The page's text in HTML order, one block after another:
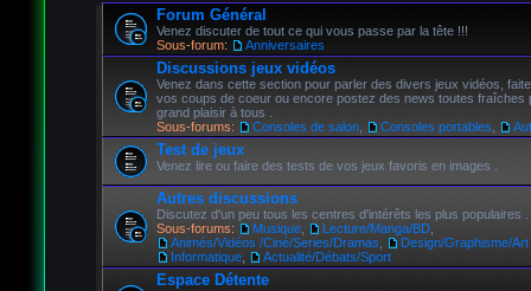
Forum Général
Venez discuter de tout ce qui vous passe par la tête !!!
Sous-forum:
Anniversaires
Discussions jeux vidéos
Venez dans cette section pour parler des divers jeux vidéos,
vos coups de coeur ou encore postez des news toutes fraîches
grand plaisir à tous .
Sous-forums:
Consoles de salon, Consoles portables
Test de jeux
Venez lire ou faire des tests de vos jeux favoris en images .
Autres discussions
Discutez d'un peu tous les centres d'intérêts les plus populaires .
Sous-forums:
Musique, Lecture/Manga/BD,
Animés/Vidéos /Ciné/Series/Dramas
Design/Graphisme/Art
Informatique, Actualité/Débats/Sport
Espace Détente